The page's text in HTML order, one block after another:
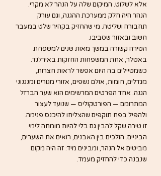
אלא לשלוט. המיקום שלה על הנהר לא מקרי.
הנהר היה חלק ממערכת ההגנה, וגם עורק
תחבורה ושליטה. מי שהחזיק בקהיר שלט במעבר
חשוב ובאזור שסביבו.
הטירה קשורה במשך מאות שנים למשפחת
באטלר, אחת המשפחות החזקות באירלנד.
כשמטיילים בה היום אפשר לראות חצרות,
מגדלים, חומות, אולם נשפים, אזורי מגורים ומנגנוני
הגנה. אחד הפרטים המרשימים הוא שער הברזל
המתרומם — הפורטקוליס — שנועד לעצור
ולהפיל בפח תוקפים שהצליחו להיכנס פנימה.
זו טירה שקל להבין גם בלי להיות מומחה לימי
הביניים. הולכים בין האבנים, רואים את השערים,
מביטים אל הנהר, ומבינים מיד: זה היה מקום
שנבנה כדי להחזיק מעמד.